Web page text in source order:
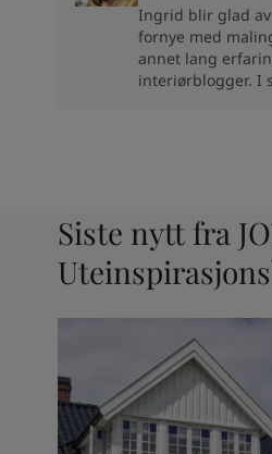
Ingrid blir glad
fornye med
annet lang
interiørblogger. I
Siste nytt fra